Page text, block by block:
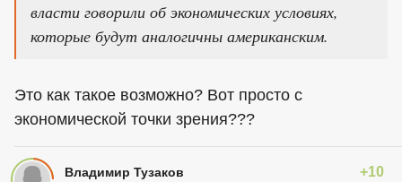
власти говорили об экономических условиях,
которые будут аналогичны американским.
Это как такое возможно? Вот просто с
экономической точки зрения???
Владимир Тузаков +10